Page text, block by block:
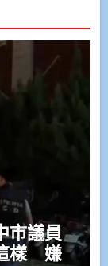
市議員
樣 嫌